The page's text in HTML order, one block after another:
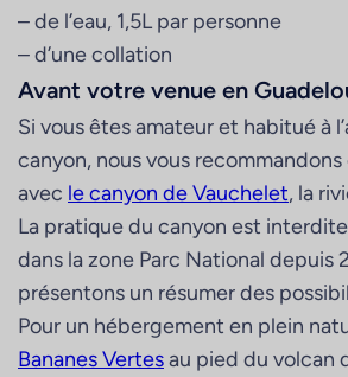
– de l’eau, 1,5L par personne
– d’une collation
Avant votre venue en
Si vous êtes amateur et habitué à
canyon, nous vous
avec le canyon de Vauchelet, la
La pratique du canyon est
dans la zone Parc National depuis
présentons un résumer des
Pour un hébergement en plein
Bananes Vertesau pied du volcan